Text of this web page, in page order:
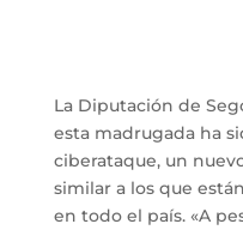
La Diputación de
esta madrugada ha
ciberataque, un
similar a los que
en todo el país. «A